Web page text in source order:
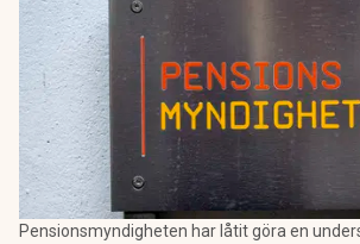
Pensionsmyndigheten har låtit göra en